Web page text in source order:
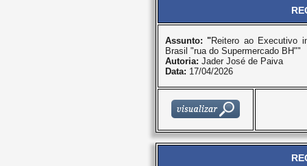
Assunto: "Reitero ao Executivo
Brasil "rua do Supermercado BH""
Autoria: Jader José de Paiva
Data: 17/04/2026